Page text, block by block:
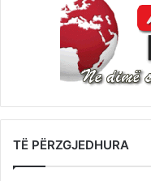
TË PËRZGJEDHURA